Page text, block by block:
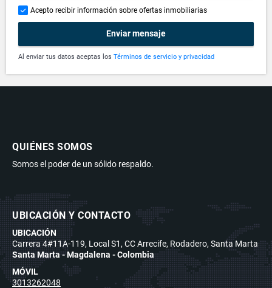
Acepto recibir información sobre ofertas inmobiliarias
Enviar mensaje
Al enviar tus datos aceptas los Términos de servicio y privacidad
QUIÉNES SOMOS
Somos el poder de un sólido respaldo.
UBICACIÓN Y CONTACTO
UBICACIÓN
Carrera 4#11A-119, Local S1, CC Arrecife, Rodadero, Santa Marta
Santa Marta - Magdalena - Colombia
MÓVIL
3013262048